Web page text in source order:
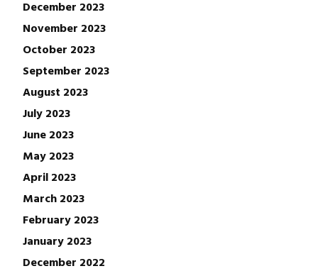
December 2023
November 2023
October 2023
September 2023
August 2023
July 2023
June 2023
May 2023
April 2023
March 2023
February 2023
January 2023
December 2022